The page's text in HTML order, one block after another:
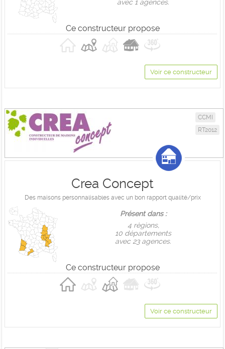
avec 1 agences.
Ce constructeur propose
Voir ce constructeur
CCMI
RT2012
Crea Concept
Des maisons personnalisables avec un bon rapport qualité/prix
Présent dans :
4 règions,
10 départements
avec 23 agences.
Ce constructeur propose
Voir ce constructeur